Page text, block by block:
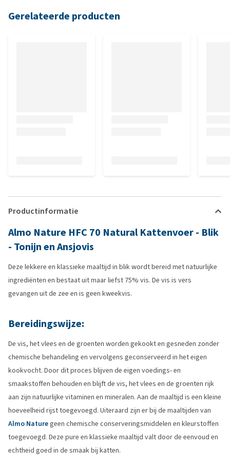
Gerelateerde producten
Productinformatie
Almo Nature HFC 70 Natural Kattenvoer - Blik
- Tonijn en Ansjovis
Deze lekkere en klassieke maaltijd in blik wordt bereid met natuurlijke
ingrediënten en bestaat uit maar liefst 75% vis. De vis is vers
gevangen uit de zee en is geen kweekvis.
Bereidingswijze:
De vis, het vlees en de groenten worden gekookt en gesneden zonder
chemische behandeling en vervolgens geconserveerd in het eigen
kookvocht. Door dit proces blijven de eigen voedings- en
smaakstoffen behouden en blijft de vis, het vlees en de groenten rijk
aan zijn natuurlijke vitaminen en mineralen. Aan de maaltijd is een kleine
hoeveelheid rijst toegevoegd. Uiteraard zijn er bij de maaltijden van
Almo Naturegeen chemische conserveringsmiddelen en kleurstoffen
toegevoegd. Deze pure en klassieke maaltijd valt door de eenvoud en
echtheid goed in de smaak bij katten.